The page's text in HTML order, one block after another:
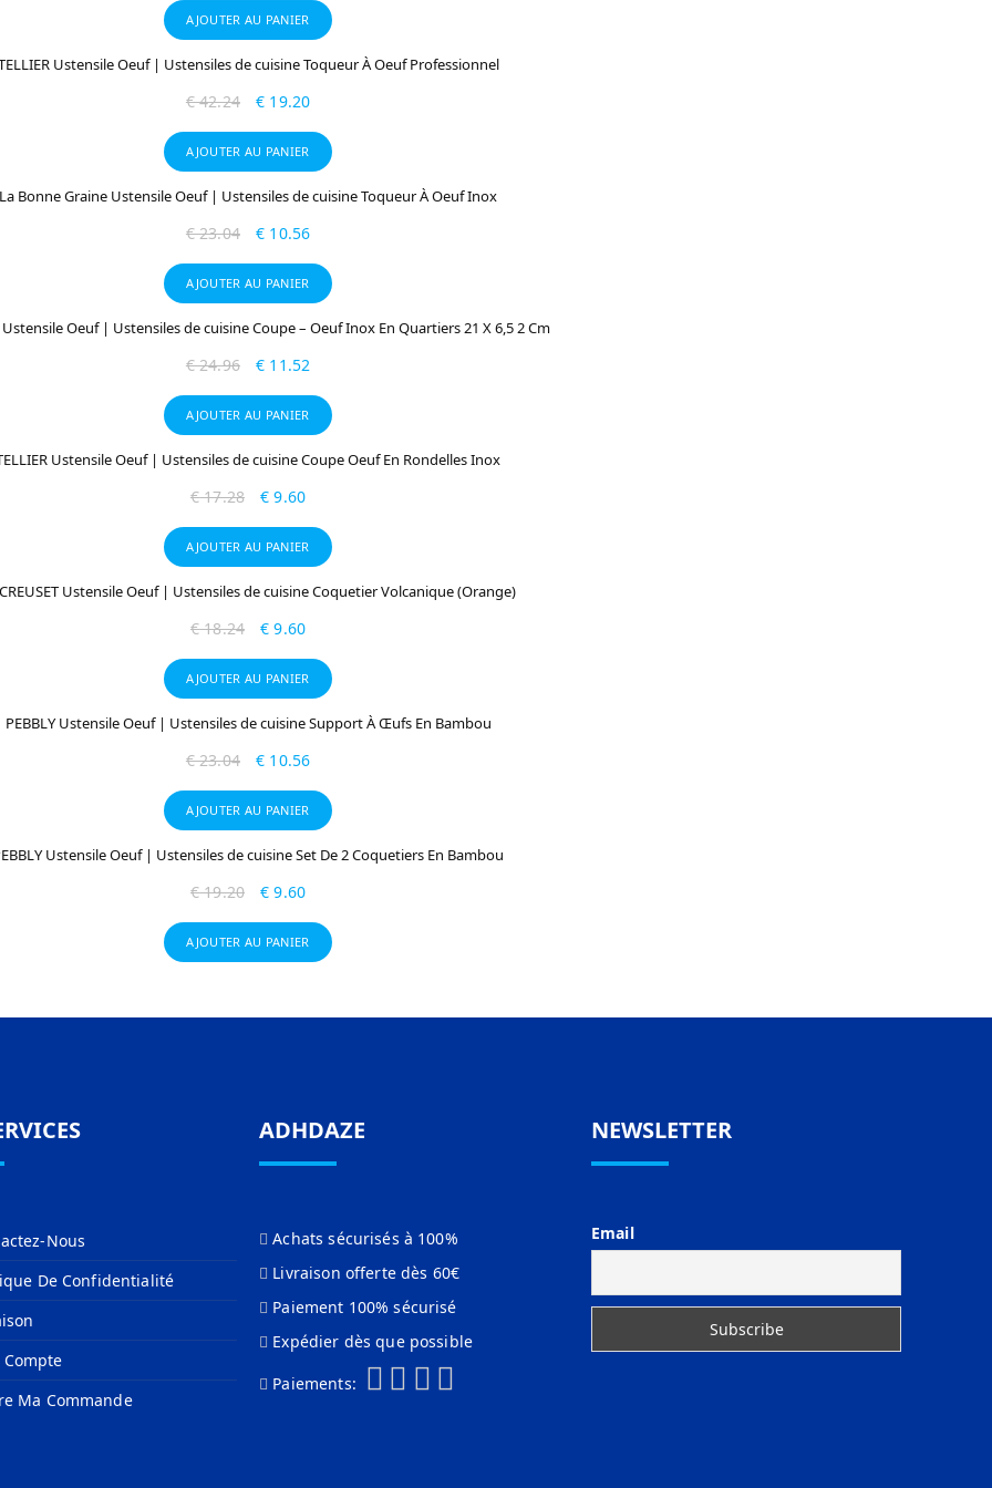
AJOUTER AU PANIER
Ustensile Oeuf | Ustensiles de cuisine Toqueur À Oeuf Professionnel
€42.24 € 19.20
AJOUTER AU PANIER
La Bonne Graine Ustensile Oeuf | Ustensiles de cuisine Toqueur À Oeuf Inox
€23.04 € 10.56
AJOUTER AU PANIER
Ustensile Oeuf | Ustensiles de cuisine Coupe – Oeuf Inox En Quartiers 21 X 6,5 2 Cm
€24.96 € 11.52
AJOUTER AU PANIER
Ustensile Oeuf | Ustensiles de cuisine Coupe Oeuf En Rondelles Inox
€17.28 € 9.60
AJOUTER AU PANIER
Ustensile Oeuf | Ustensiles de cuisine Coquetier Volcanique (Orange)
€18.24 € 9.60
AJOUTER AU PANIER
PEBBLY Ustensile Oeuf | Ustensiles de cuisine Support À Œufs En Bambou
€23.04 € 10.56
AJOUTER AU PANIER
Ustensile Oeuf | Ustensiles de cuisine Set De 2 Coquetiers En Bambou
€19.20 € 9.60
AJOUTER AU PANIER
Nous
De Confidentialité
Ma Commande
ADHDAZE
Achats sécurisés à 100%
Livraison offerte dès 60€
Paiement 100% sécurisé
Expédier dès que possible
Paiements:
NEWSLETTER
Email